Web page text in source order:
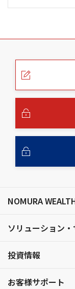
こ
NOMURA
ソリューション
投資情報
お客様サポート